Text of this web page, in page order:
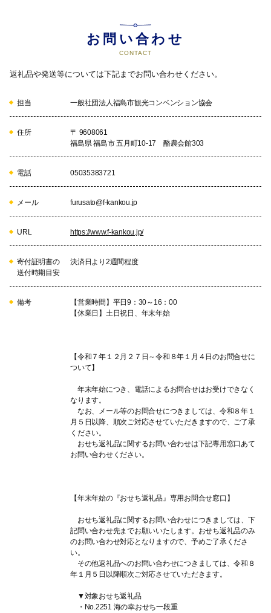
８ スポーツのまちづくり
「復興五輪」開催都市としてのレ
を促進するとともに、官民連携に
よりスポーツによる地域活性化に
ど、地域の中で動物と共生できる
取組を進めます。
10
信を強化し、県外の方とのコミュ
ニケーションと都市ブランドの形
11 とにかく復興、福島市！
福島市を応援していただければ幸
いです。
お問い合わせ
CONTACT
返礼品や発送等については下記までお問い合わせください。
担当 一般社団法人福島市観光コンベンション協会
住所
〒 9608061
福島県 福島市 五月町10-17 酪農会館303
電話 05035383721
メール furusato@f-kankou.jp
URL https://www.f-kankou.jp/
寄付証明書の
送付時期目安
決済日より2週間程度
備考
【営業時間】平日9：30～16：00
【休業日】土日祝日、年末年始
【令和７年１２月２７日～令和８年１月４日のお問合せに
ついて】
年末年始につき、電話によるお問合せはお受けできなく
なります。
なお、メール等のお問合せにつきましては、令和８年１
月５日以降、順次ご対応させていただきますので、ご了承
ください。
おせち返礼品に関するお問い合わせは下記専用窓口あて
お問い合わせください。
【年末年始の『おせち返礼品』専用お問合せ窓口】
おせち返礼品に関するお問い合わせにつきましては、下
記問い合わせ先までお願いいたします。おせち返礼品のみ
のお問い合わせ対応となりますので、予めご了承くださ
い。
その他返礼品へのお問い合わせにつきましては、令和８
年１月５日以降順次ご対応させていただきます。
▼対象おせち返礼品
・No.2251 海の幸おせち一段重